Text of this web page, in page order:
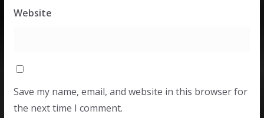
Website
Save my name, email, and website in this browser for
the next time I comment.